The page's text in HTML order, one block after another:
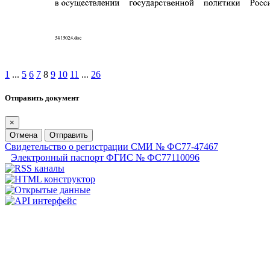
1 ... 5 6 7 8 9 10 11 ... 26
Отправить документ
×
Отмена
Отправить
Свидетельство о регистрации СМИ № ФС77-47467
Электронный паспорт ФГИС № ФС77110096